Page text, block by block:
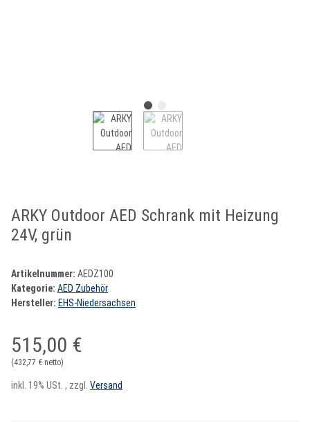
ARKY Outdoor AED Schrank mit Heizung
24V, grün
Artikelnummer: AEDZ100
Kategorie: AED Zubehör
Hersteller: EHS-Niedersachsen
515,00 €
(432,77 € netto)
inkl. 19% USt. , zzgl. Versand